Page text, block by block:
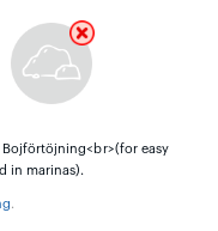
easy
in marinas).
.